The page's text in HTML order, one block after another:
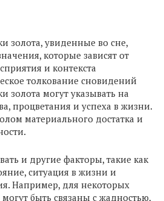
золота, увиденные во сне,
которые зависят от
и контекста
толкование сновидений
золота могут указывать на
процветания и успеха в жизни.
материального достатка и
и другие факторы, такие как
ситуация в жизни и
Например, для некоторых
быть связаны с жадностью,